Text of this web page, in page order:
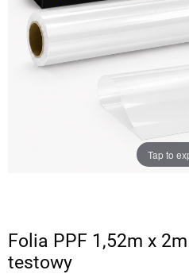
Tap to
Folia PPF 1,52m x
testowy